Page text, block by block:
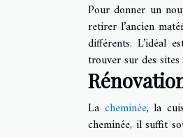
Pour donner un
retirer l’ancien
différents. L’idéal
trouver sur des
La cheminée, la
cheminée, il suffit